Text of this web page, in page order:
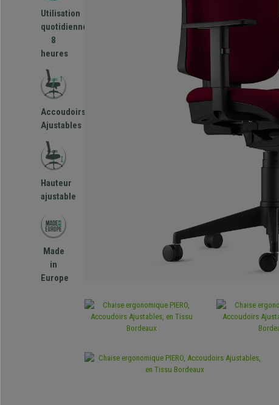
Utilisation
quotidienne
8
heures
Accoudoirs
Ajustables
Hauteur
ajustable
Made
in
Europe